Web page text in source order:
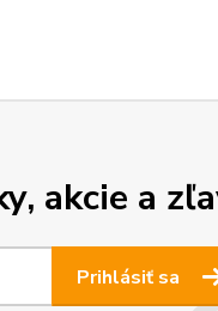
akcie a
Prihlásiť sa